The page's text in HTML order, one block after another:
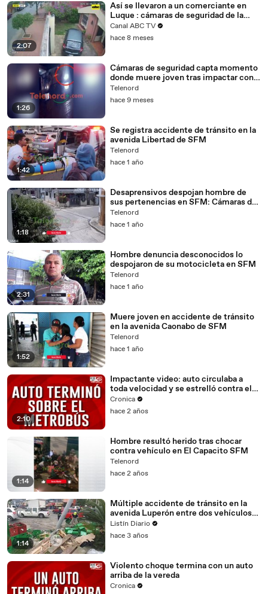
2:07
Así se llevaron a un comerciante en
Luque : cámaras de seguridad de la
zona registraron el momento
Canal ABC TV
hace 8 meses
1:26
Cámaras de seguridad capta momento
donde muere joven tras impactar con
camión de basura en SFM
Telenord
hace 9 meses
1:42
Se registra accidente de tránsito en la
avenida Libertad de SFM
Telenord
hace 1 año
1:18
Desaprensivos despojan hombre de
sus pertenencias en SFM: Cámaras de
seguridad graba el momento
Telenord
hace 1 año
2:31
Hombre denuncia desconocidos lo
despojaron de su motocicleta en SFM
Telenord
hace 1 año
1:52
Muere joven en accidente de tránsito
en la avenida Caonabo de SFM
Telenord
hace 1 año
2:10
Impactante video: auto circulaba a
toda velocidad y se estrelló contra el
Metrobús
Cronica
hace 2 años
1:14
Hombre resultó herido tras chocar
contra vehículo en El Capacito SFM
Telenord
hace 2 años
1:14
Múltiple accidente de tránsito en la
avenida Luperón entre dos vehículos
pesados
Listín Diario
hace 3 años
Violento choque termina con un auto
arriba de la vereda
Cronica